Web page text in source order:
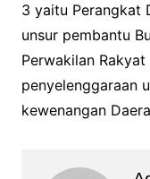
3 yaitu Perangkat
unsur pembantu
Perwakilan
penyelenggaraan
kewenangan